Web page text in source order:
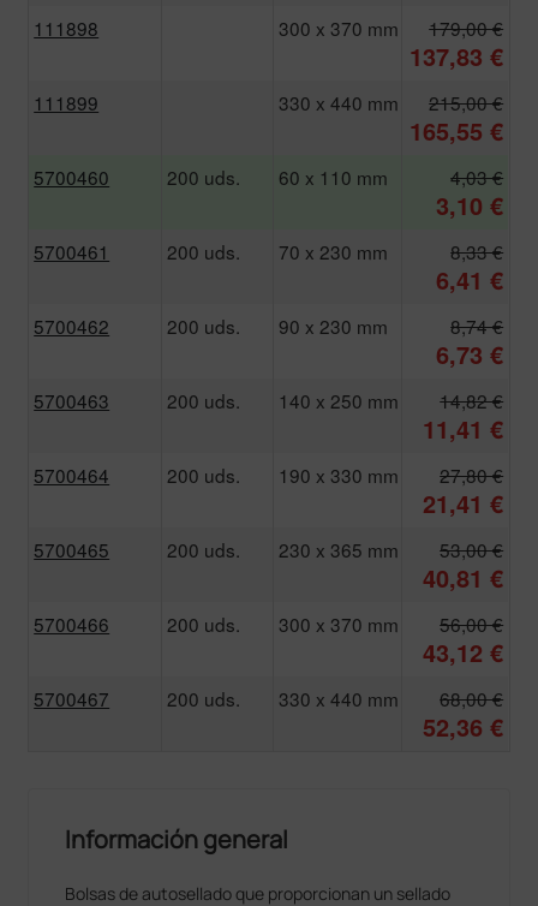
111898 300 x 370 mm 179,00 €
137,83 €
111899 330 x 440 mm 215,00 €
165,55 €
5700460 200 uds. 60 x 110 mm 4,03 €
3,10 €
5700461 200 uds. 70 x 230 mm 8,33 €
6,41 €
5700462 200 uds. 90 x 230 mm 8,74 €
6,73 €
5700463 200 uds. 140 x 250 mm 14,82 €
11,41 €
5700464 200 uds. 190 x 330 mm 27,80 €
21,41 €
5700465 200 uds. 230 x 365 mm 53,00 €
40,81 €
5700466 200 uds. 300 x 370 mm 56,00 €
43,12 €
5700467 200 uds. 330 x 440 mm 68,00 €
52,36 €
Información general
Bolsas de autosellado que proporcionan un sellado